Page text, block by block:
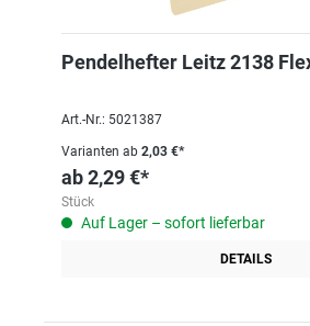
Pendelhefter Leitz 2138
Art.-Nr.: 5021387
Varianten ab 2,03 €*
ab2,29 €*
Stück
Auf Lager – sofort lieferbar
DETAILS